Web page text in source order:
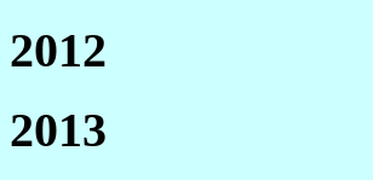
2012
2013